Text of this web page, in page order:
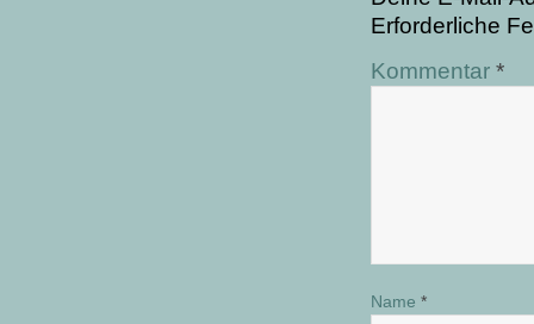
Erforderliche
Kommentar *
Name *